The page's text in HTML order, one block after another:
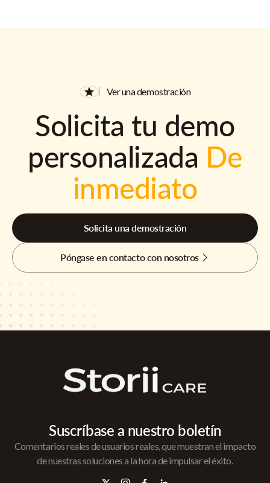
Ver una demostración
Solicita tu demo
personalizada De
inmediato
Solicita una demostración
Póngase en contacto con nosotros
Suscríbase a nuestro boletín
Comentarios reales de usuarios reales, que muestran el impacto
de nuestras soluciones a la hora de impulsar el éxito.